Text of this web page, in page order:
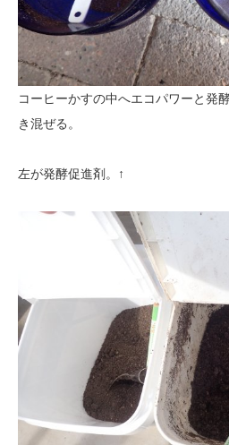
コーヒーかすの中へエコパワーと発
き混ぜる。
左が発酵促進剤。↑